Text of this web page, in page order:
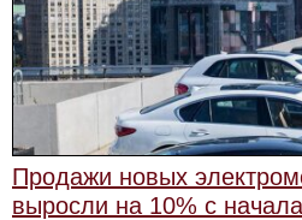
Продажи новых
выросли на 10% с